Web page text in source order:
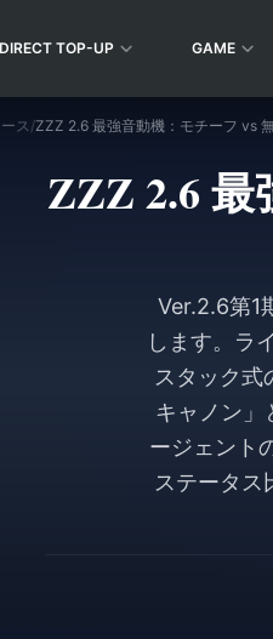
DIRECT TOP-UP GAME
ス /ZZZ 2.6 最強音動機：モチーフ vs
ZZZ 2.6 最
Ver.2.6第1
します。ラ
スタック式
キャノン」
ージェント
ステータ